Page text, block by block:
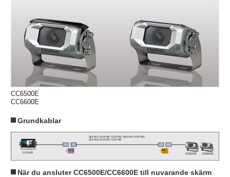
CC6500E
CC6600E
Grundkablar
När du ansluter CC6500E/CC6600E till nuvarande skärm